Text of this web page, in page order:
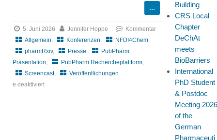
5. Juni 2026
Jennifer Hoppe
Allgemein, Konferenzen, NFDI4Chem,
pharmRxiv, Presse,
PubPharm
Präsentation, PubPharm Rechercheplattform,
Screencast, Veröffentlichungen
Kommentar
e deaktiviert
Building
CRS Local
Chapter
DeChAt
meets
BioBarriers
International
PhD Student
& Postdoc
Meeting 2026
of the
German
Pharmaceuti